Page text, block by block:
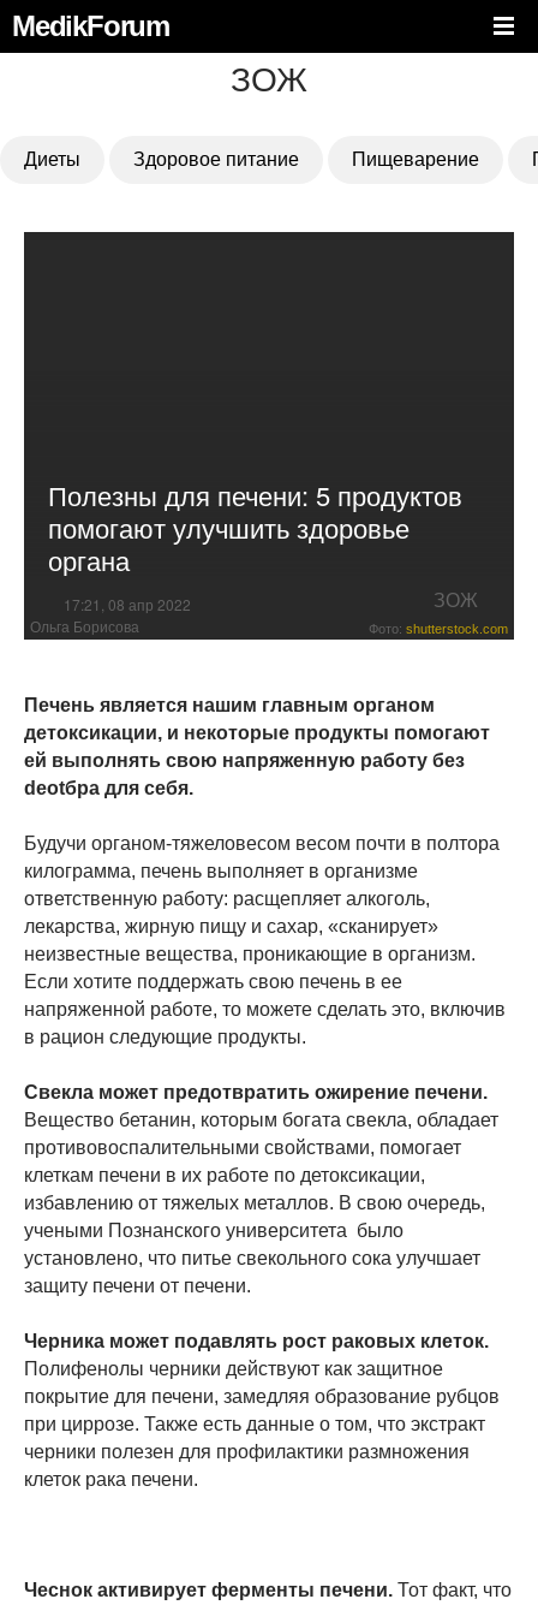
MedikForum
ЗОЖ
Диеты Здоровое питание Пищеварение
Полезны для печени: 5 продуктов
помогают улучшить здоровье
органа
17:21, 08 апр 2022 ЗОЖ
Ольга Борисова Фото: shutterstock.com
Печень является нашим главным органом
детоксикации, и некоторые продукты помогают
ей выполнять свою напряженную работу без
deotбра для себя.
Будучи органом-тяжеловесом весом почти в полтора
килограмма, печень выполняет в организме
ответственную работу: расщепляет алкоголь,
лекарства, жирную пищу и сахар, «сканирует»
неизвестные вещества, проникающие в организм.
Если хотите поддержать свою печень в ее
напряженной работе, то можете сделать это, включив
в рацион следующие продукты.
Свекла может предотвратить ожирение печени.
Вещество бетанин, которым богата свекла, обладает
противовоспалительными свойствами, помогает
клеткам печени в их работе по детоксикации,
избавлению от тяжелых металлов. В свою очередь,
учеными Познанского университета было
установлено, что питье свекольного сока улучшает
защиту печени от печени.
Черника может подавлять рост раковых клеток.
Полифенолы черники действуют как защитное
покрытие для печени, замедляя образование рубцов
при циррозе. Также есть данные о том, что экстракт
черники полезен для профилактики размножения
клеток рака печени.
Чеснок активирует ферменты печени. Тот факт, что